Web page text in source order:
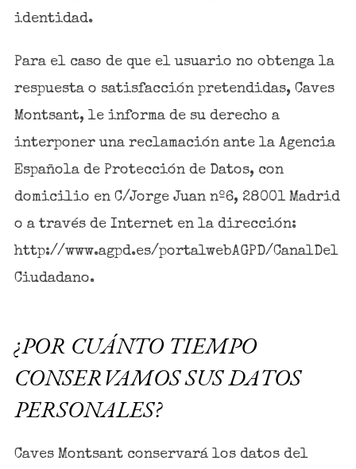
identidad.
Para el caso de que el usuario no obtenga la
respuesta o satisfacción pretendidas, Caves
Montsant, le informa de su derecho a
interponer una reclamación ante la Agencia
Española de Protección de Datos, con
domicilio en C/Jorge Juan nº6, 28001 Madrid
o a través de Internet en la dirección:
http://www.agpd.es/portalwebAGPD/CanalDel
Ciudadano.
¿POR CUÁNTO TIEMPO
CONSERVAMOS SUS DATOS
PERSONALES?
Caves Montsant conservará los datos del